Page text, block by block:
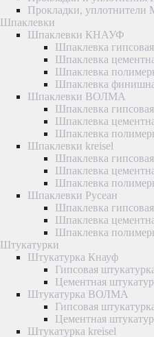
Прокладки, уплотнители
Шпаклевки
Шпаклевки КНАУФ
Шпаклевка гипсовая
Шпаклевка
Шпаклевка
Шпаклевка
Шпаклевки ВОЛМА
Шпаклевка гипсовая
Шпаклевка
Шпаклевка
Шпаклевки kreisel
Шпаклевка гипсовая
Шпаклевка
Шпаклевка
Шпаклевки Русеан
Шпаклевка гипсовая
Шпаклевка
Шпаклевка
Штукатурки
Штукатурка Кнауф
Гипсовая
Цементная
Штукатурка ВОЛМА
Гипсовая
Цементная
Штукатурка kreisel